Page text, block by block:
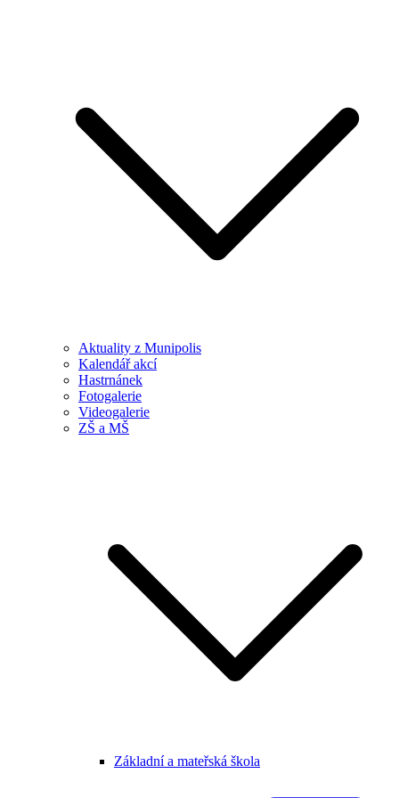
Aktuality z Munipolis
Kalendář akcí
Hastrnánek
Fotogalerie
Videogalerie
ZŠ a MŠ
Základní a mateřská škola